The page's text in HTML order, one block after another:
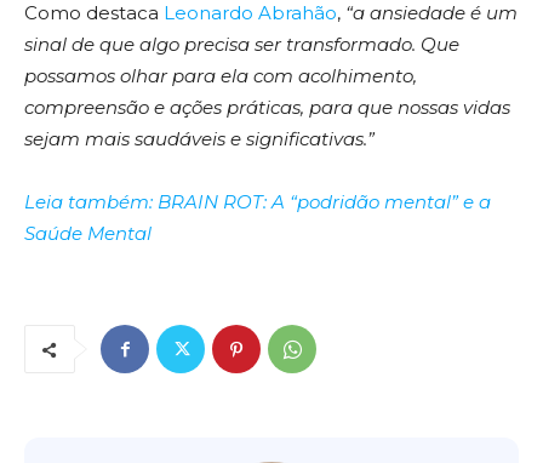
Como destaca Leonardo Abrahão, “a ansiedade é um
sinal de que algo precisa ser transformado. Que
possamos olhar para ela com acolhimento,
compreensão e ações práticas, para que nossas vidas
sejam mais saudáveis e significativas.”
Leia também: BRAIN ROT: A “podridão mental” e a
Saúde Mental